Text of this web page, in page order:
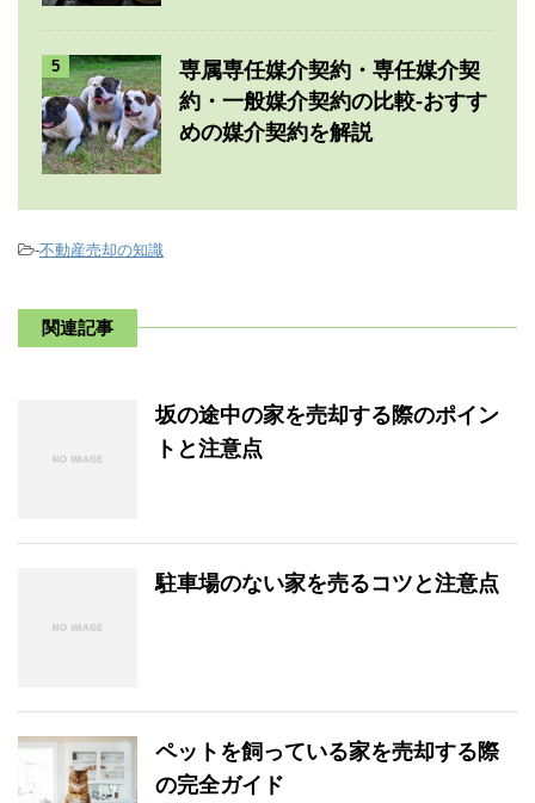
5
専属専任媒介契約・専任媒介契
約・一般媒介契約の比較-おすす
めの媒介契約を解説
-不動産売却の知識
関連記事
坂の途中の家を売却する際のポイン
トと注意点
駐車場のない家を売るコツと注意点
ペットを飼っている家を売却する際
の完全ガイド